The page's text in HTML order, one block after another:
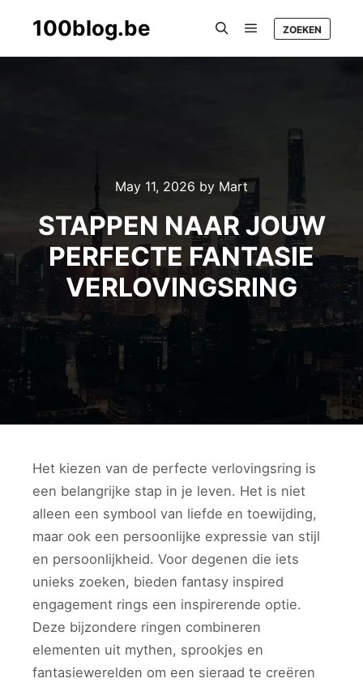
100blog.be ZOEKEN
May 11, 2026 by Mart
STAPPEN NAAR JOUW
PERFECTE FANTASIE
VERLOVINGSRING
Het kiezen van de perfecte verlovingsring is
een belangrijke stap in je leven. Het is niet
alleen een symbool van liefde en toewijding,
maar ook een persoonlijke expressie van stijl
en persoonlijkheid. Voor degenen die iets
unieks zoeken, bieden fantasy inspired
engagement rings een inspirerende optie.
Deze bijzondere ringen combineren
elementen uit mythen, sprookjes en
fantasiewerelden om een sieraad te creëren